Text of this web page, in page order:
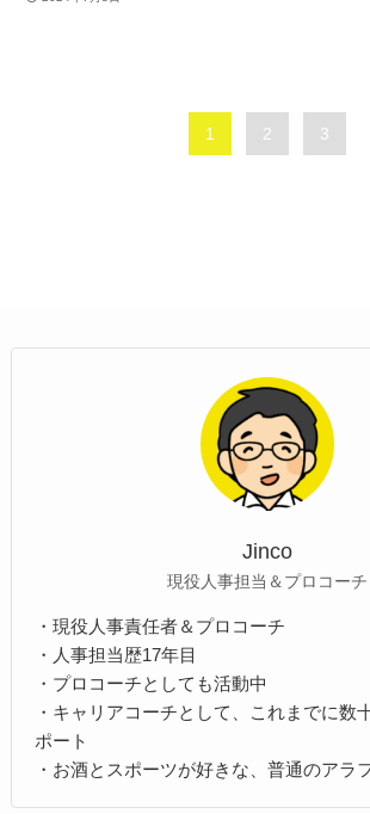
1 2 3
Jinco
現役人事担当＆プロコーチ
・現役人事責任者＆プロコーチ
・人事担当歴17年目
・プロコーチとしても活動中
・キャリアコーチとして、これまでに数
ポート
・お酒とスポーツが好きな、普通のアラ